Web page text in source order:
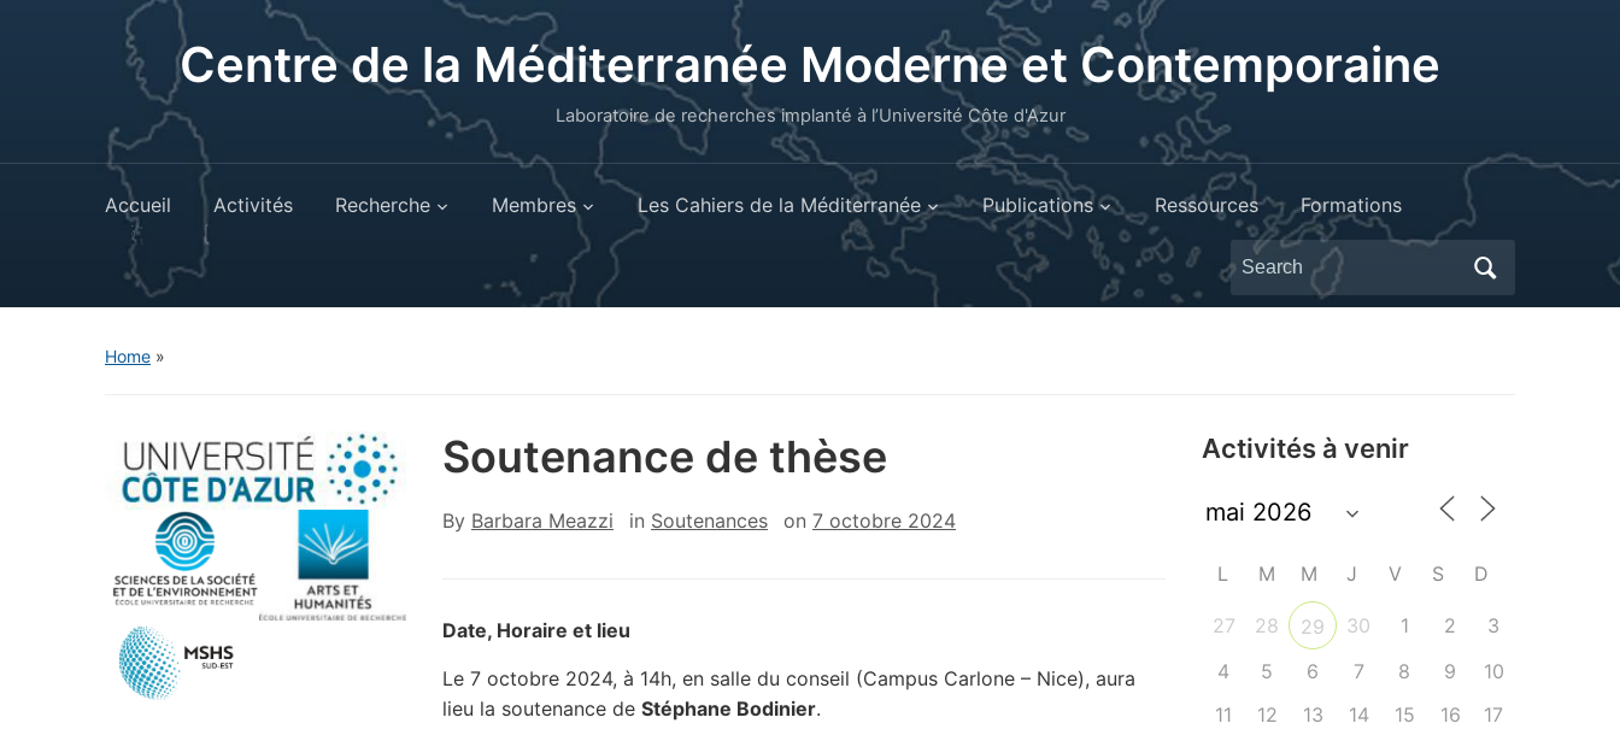
Centre de la Méditerranée Moderne et Contemporaine
Laboratoire de recherches implanté à l’Université Côte d'Azur
Accueil Activités Recherche Membres Les Cahiers de la Méditerranée Publications Ressources Formations
Search
for:
Home »
Soutenance de thèse
By Barbara Meazzi in Soutenances on 7 octobre 2024
Date, Horaire et lieu
Le 7 octobre 2024, à 14h, en salle du conseil (Campus Carlone – Nice), aura
lieu la soutenance de Stéphane Bodinier.
Activités à venir
L M M J V S D
27 28 29 30 1 2
3
4
5 6 7 8 9
10
11
12 13 14 15 16
17